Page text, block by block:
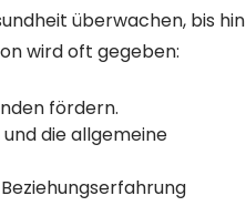
überwachen, bis hin
wird oft gegeben:
fördern.
die allgemeine